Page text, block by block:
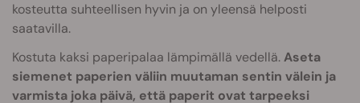
kosteutta suhteellisen hyvin ja on yleensä helposti
saatavilla.
Kostuta kaksi paperipalaa lämpimällä vedellä.Aseta
siemenet paperien väliin muutaman sentin välein ja
varmista joka päivä, että paperit ovat tarpeeksi